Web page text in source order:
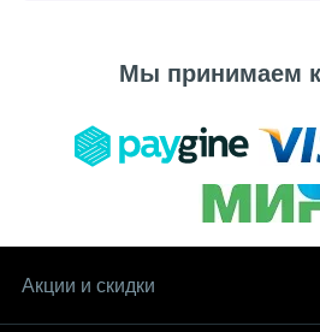
Мы принимаем
Акции и скидки